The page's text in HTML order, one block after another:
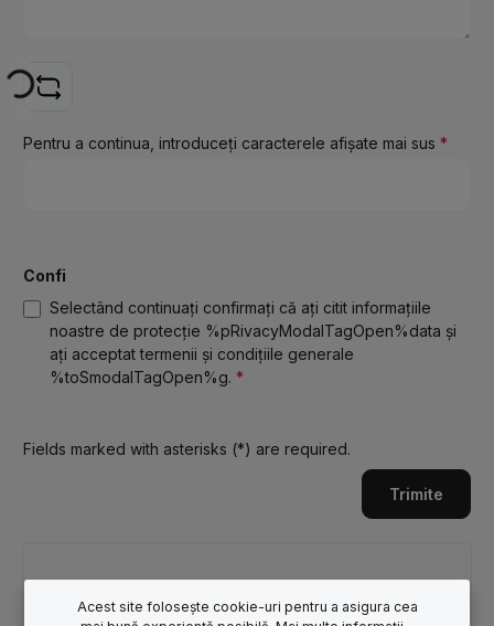
Pentru a continua, introduceţi caracterele afişate mai sus *
Confi
Selectând continuați confirmați că ați citit informațiile
noastre de protecție %pRivacyModalTagOpen%data și
ați acceptat termenii și condițiile generale
%toSmodalTagOpen%g. *
Fields marked with asterisks (*) are required.
Trimite
Simon Zörb
Acest site folosește cookie-uri pentru a asigura cea